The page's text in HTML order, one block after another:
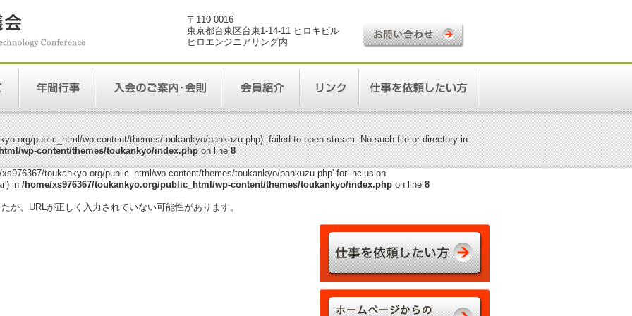
〒110-0016
東京都台東区台東1-14-11 ヒロキビル
ヒロエンジニアリング内
public_html/wp-content/themes/toukankyo/pankuzu.php): failed to open stream: No such file or directory in
wp-content/themes/toukankyo/index.phpon line8
toukankyo.org/public_html/wp-content/themes/toukankyo/pankuzu.php' for inclusion
in /home/xs976367/toukankyo.org/public_html/wp-content/themes/toukankyo/index.phpon line 8
か、URLが正しく入力されていない可能性があります。